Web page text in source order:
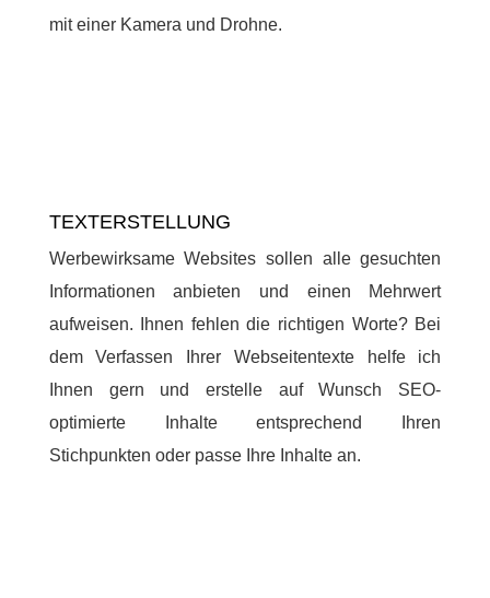
mit einer Kamera und Drohne.
TEXTERSTELLUNG
Werbewirksame Websites sollen alle gesuchten
Informationen anbieten und einen Mehrwert
aufweisen. Ihnen fehlen die richtigen Worte? Bei
dem Verfassen Ihrer Webseitentexte helfe ich
Ihnen gern und erstelle auf Wunsch SEO-
optimierte Inhalte entsprechend Ihren
Stichpunkten oder passe Ihre Inhalte an.